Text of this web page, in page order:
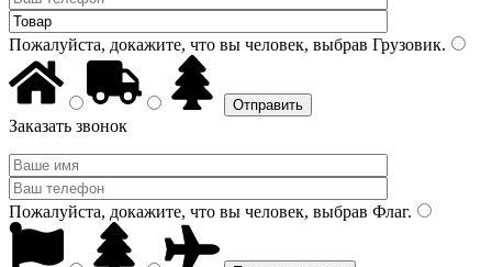
Пожалуйста, докажите, что вы человек, выбрав Грузовик.
Заказать звонок
Пожалуйста, докажите, что вы человек, выбрав Флаг.